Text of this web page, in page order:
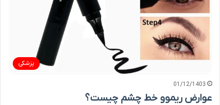
پزشکی
01/12/1403
عوارض ریموو خط چشم چیست؟